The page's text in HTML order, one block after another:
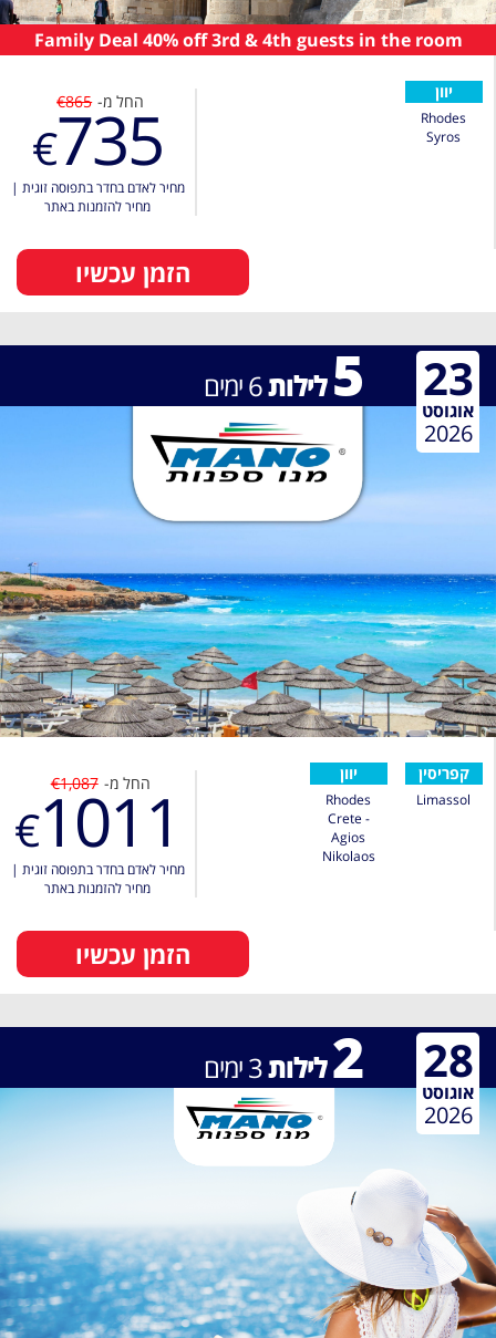
Family Deal 40% off 3rd & 4th guests in the room
יוון
Rhodes
Syros
החל מ- €865
€735
מחיר לאדם בחדר בתפוסה זוגית |
מחיר להזמנות באתר
הזמן עכשיו
5 לילות6ימים 23
אוגוסט
2026
קפריסין
Limassol
יוון
Rhodes
Crete -
Agios
Nikolaos
החל מ- €1,087
€1011
מחיר לאדם בחדר בתפוסה זוגית |
מחיר להזמנות באתר
הזמן עכשיו
2לילות3ימים 28
אוגוסט
2026